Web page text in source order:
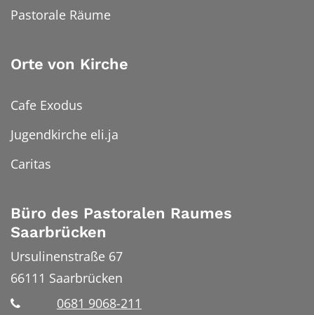
Pastorale Räume
Orte von Kirche
Cafe Exodus
Jugendkirche eli.ja
Caritas
Büro des Pastoralen Raumes
Saarbrücken
Ursulinenstraße 67
66111 Saarbrücken
0681 9068-211